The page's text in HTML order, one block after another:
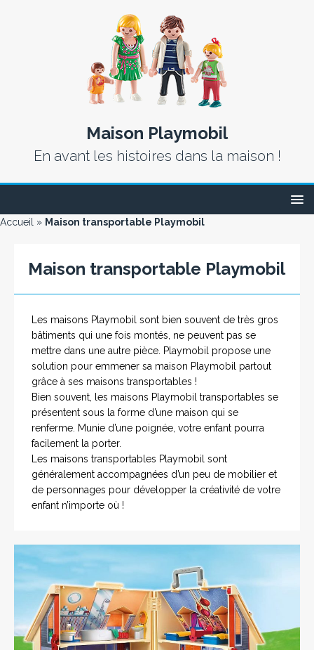
Maison Playmobil
En avant les histoires dans la maison !
Accueil » Maison transportable Playmobil
Maison transportable Playmobil
Les maisons Playmobil sont bien souvent de très gros
bâtiments qui une fois montés, ne peuvent pas se
mettre dans une autre pièce. Playmobil propose une
solution pour emmener sa maison Playmobil partout
grâce à ses maisons transportables !
Bien souvent, les maisons Playmobil transportables se
présentent sous la forme d’une maison qui se
renferme. Munie d’une poignée, votre enfant pourra
facilement la porter.
Les maisons transportables Playmobil sont
généralement accompagnées d’un peu de mobilier et
de personnages pour développer la créativité de votre
enfant n’importe où !